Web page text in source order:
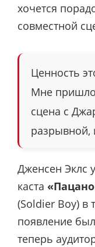
хочется
совместной
Ценность
Мне пришло
сцена с
разрывной,
Дженсен Эклс
каста
(Soldier Boy) в
появление
теперь